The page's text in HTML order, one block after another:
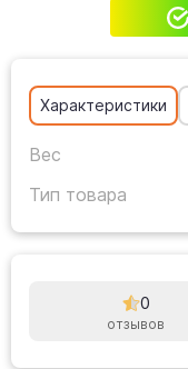
Характеристики
Вес
Тип товара
0
отзывов